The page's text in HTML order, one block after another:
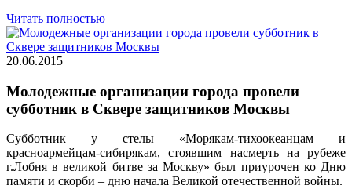
Читать полностью
20.06.2015
Молодежные организации города провели
субботник в Сквере защитников Москвы
Субботник у стелы «Морякам-тихоокеанцам и
красноармейцам-сибирякам, стоявшим насмерть на рубеже
г.Лобня в великой битве за Москву» был приурочен ко Дню
памяти и скорби – дню начала Великой отечественной войны.